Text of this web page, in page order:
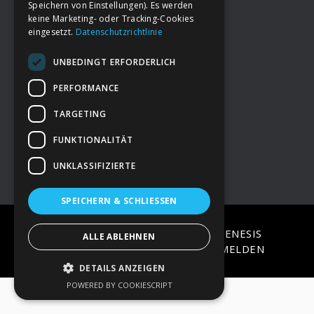
FooterDeine Spende
→ Impressum
→Kontakt zum PAO Team
COPYRIGHT © 2026 · ON
GENESIS
FRAMEWORK·WORDPRESS·ANMELDEN
Speichern von Einstellungen). Es werden
keine Marketing- oder Tracking-Cookies
eingesetzt. Datenschutzrichtlinie
UNBEDINGT ERFORDERLICH
PERFORMANCE
TARGETING
FUNKTIONALITÄT
UNKLASSIFIZIERTE
SPEICHERN & SCHLIESSEN
ALLE ABLEHNEN
DETAILS ANZEIGEN
POWERED BY COOKIESCRIPT